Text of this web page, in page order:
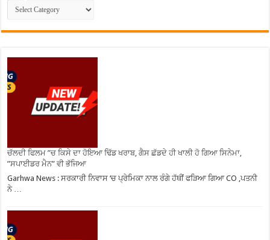
ਚੱਲਦੀ ਫਿਲਮ ”ਚ ਕਿਸੇ ਦਾ ਹੋਇਆ ਢਿੱਡ ਖਰਾਬ, ਗੈਸ ਛੱਡਦੇ ਹੀ ਖਾਲੀ ਹੋ ਗਿਆ ਸਿਨੇਮਾ,
”ਸਪਾਈਡਰ ਮੈਨ” ਵੀ ਭੱਜਿਆ
Garhwa News : ਸਰਕਾਰੀ ਨਿਵਾਸ ‘ਚ ਪ੍ਰੇਮਿਕਾ ਨਾਲ ਰੰਗੇ ਹੱਥੀਂ ਫੜਿਆ ਗਿਆ CO ,ਪਤਨੀ
ਨੇ …